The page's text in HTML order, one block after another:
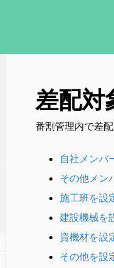
差配対
番割管理内で差
自社メンバ
その他メン
施工班を設
建設機械を
資機材を設
その他を設